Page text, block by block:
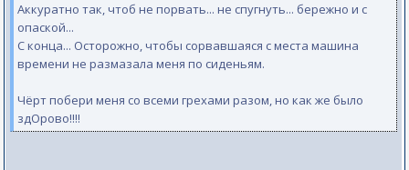
Аккуратно так, чтоб не порвать... не спугнуть... бережно и с
опаской...
С конца... Осторожно, чтобы сорвавшаяся с места машина
времени не размазала меня по сиденьям.
Чёрт побери меня со всеми грехами разом, но как же было
здОрово!!!!